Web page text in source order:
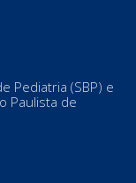
Pediatria (SBP) e
Paulista de